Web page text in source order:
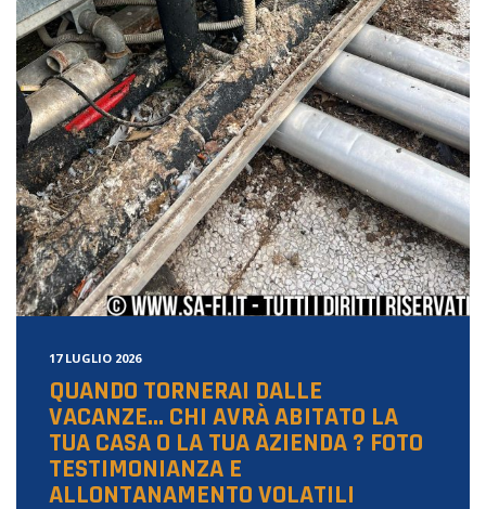
17 LUGLIO 2026
QUANDO TORNERAI DALLE
VACANZE… CHI AVRÀ ABITATO LA
TUA CASA O LA TUA AZIENDA ? FOTO
TESTIMONIANZA E
ALLONTANAMENTO VOLATILI